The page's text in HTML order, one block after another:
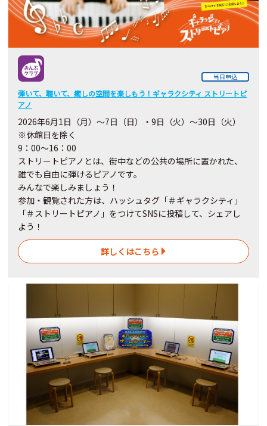
ブランドからのお知らせ
いっしょに創る
イベントレポート
当日申込
弾いて、聴いて、癒しの空間を楽しもう！ギャラクシティ ストリートピ
アノ
2026年6月1 日（月）～7日（日）・9日（火）～30日 （火）
※休館日を除く
9：00～16：00
ストリートピアノとは、街中などの公共の場所に置かれた、
誰でも自由に弾けるピアノです。
みんなで楽しみましょう！
参加・観覧された方は、ハッシュタグ「＃ギャラクシティ」
「＃ストリートピアノ」をつけてSNSに投稿して、シェアし
よう！
詳しくはこちら